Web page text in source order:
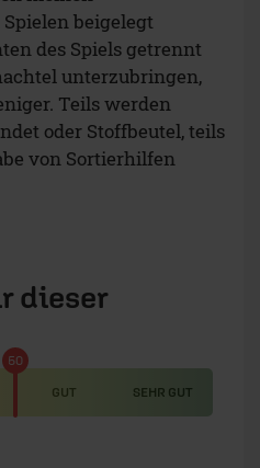
dieser
GUT SEHR GUT
Eine
noch einen hohen
die billig in